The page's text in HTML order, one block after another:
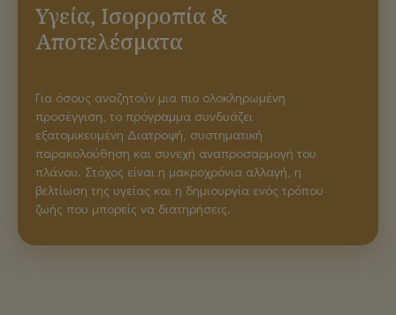
Υγεία, Ισορροπία &
Αποτελέσματα
Για όσους αναζητούν μια πιο ολοκληρωμένη
προσέγγιση, το πρόγραμμα συνδυάζει
εξατομικευμένη Διατροφή, συστηματική
παρακολούθηση και συνεχή αναπροσαρμογή του
πλάνου. Στόχος είναι η μακροχρόνια αλλαγή, η
βελτίωση της υγείας και η δημιουργία ενός τρόπου
ζωής που μπορείς να διατηρήσεις.